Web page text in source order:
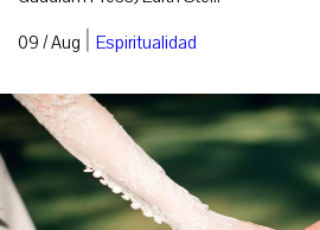
09 / Aug | Espiritualidad